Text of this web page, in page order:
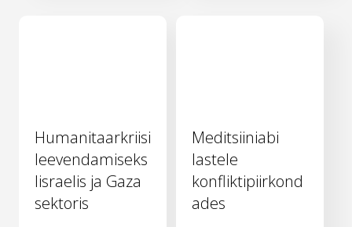
Humanitaarkriisi
leevendamiseks
Iisraelis ja Gaza
sektoris
Meditsiiniabi
lastele
konfliktipiirkond
ades